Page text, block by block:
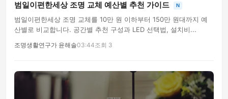
범일이편한세상 조명 교체 예산별 추천 가이드 N
범일이편한세상 조명 교체를 10만 원 이하부터 150만 원대까지 예
산별로 비교합니다. 공간별 추천 구성과 LED 선택법, 설치비...
조명생활연구가 윤해솔03:44조회 3